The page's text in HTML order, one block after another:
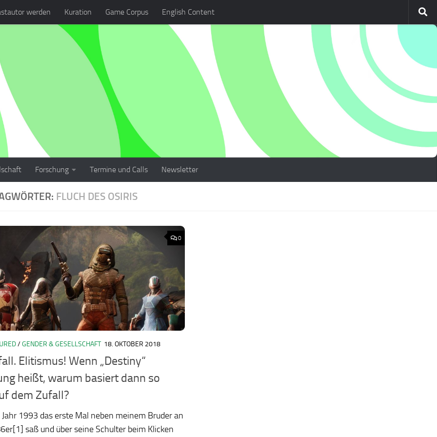
werden Kuration Game Corpus English Content
Forschung Termine und Calls Newsletter
FLUCH DES OSIRIS
0
/GENDER & GESELLSCHAFT 18. OKTOBER 2018
Elitismus! Wenn „Destiny“
heißt, warum basiert dann so
dem Zufall?
1993 das erste Mal neben meinem Bruder an
saß und über seine Schulter beim Klicken
ludo2026/